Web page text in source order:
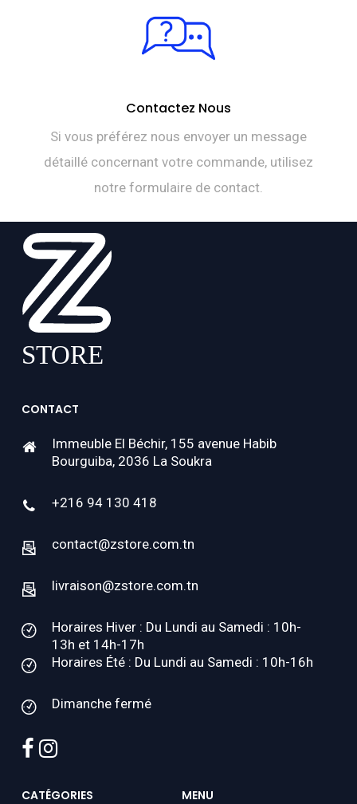
Contactez Nous
Si vous préférez nous envoyer un message
détaillé concernant votre commande, utilisez
notre formulaire de contact.
CONTACT
Immeuble El Béchir, 155 avenue Habib
Bourguiba, 2036 La Soukra
+216 94 130 418
contact@zstore.com.tn
livraison@zstore.com.tn
Horaires Hiver : Du Lundi au Samedi : 10h-
13h et 14h-17h
Horaires Été : Du Lundi au Samedi : 10h-16h
Dimanche fermé
facebook
instagram
CATÉGORIES MENU